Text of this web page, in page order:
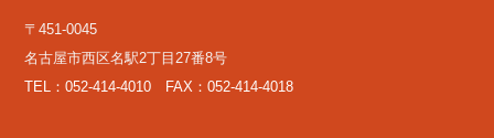
〒451-0045
名古屋市西区名駅2丁目27番8号
TEL：052-414-4010 FAX：052-414-4018